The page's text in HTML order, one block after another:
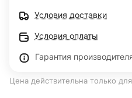
Условия доставки
Условия оплаты
Гарантия
Цена действительна только